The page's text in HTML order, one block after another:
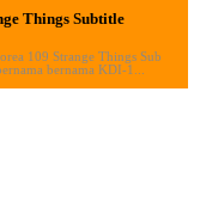
Things Subtitle
109 Strange Things Sub
bernama KDI-1...